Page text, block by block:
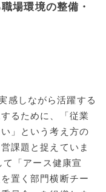
場環境の整備・
感しながら活躍する
るために、「従業
」という考え方の
課題と捉えていま
「アース健康宣
置く部門横断チー